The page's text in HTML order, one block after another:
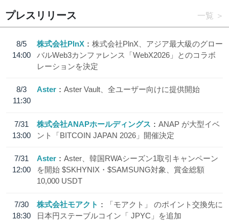
プレスリリース 一覧
8/5
14:00
株式会社PlnX
株式会社PlnX、アジア最大級のグロー
バルWeb3カンファレンス「WebX2026」とのコラボ
レーションを決定
8/3
11:30
Aster Aster Vault、全ユーザー向けに提供開始
7/31
13:00
株式会社ANAPホールディングス
ANAP が大型イベ
ント「BITCOIN JAPAN 2026」開催決定
7/31
12:00
Aster
Aster、韓国RWAシーズン1取引キャンペーン
を開始 $SKHYNIX・$SAMSUNG対象、賞金総額
10,000 USDT
7/30
18:30
株式会社モアクト
「モアクト」 のポイント交換先に
日本円ステーブルコイン「 JPYC」を追加